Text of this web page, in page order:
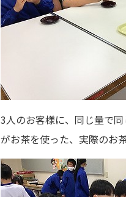
3人のお客様に、同じ量で
がお茶を使った、実際のお